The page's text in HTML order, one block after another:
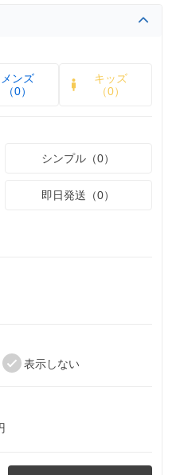
メンズ
（0）
キッズ
（0）
シンプル（0）
即日発送（0）
表示しない